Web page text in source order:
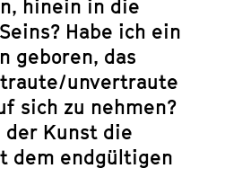
hinein in die
Habe ich ein
geboren, das
unvertraute
sich zu nehmen?
der Kunst die
dem endgültigen